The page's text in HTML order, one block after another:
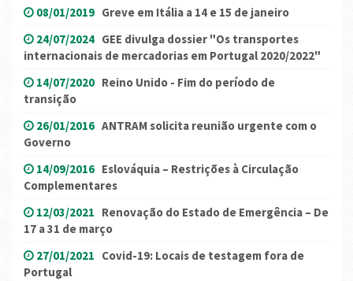
08/01/2019 Greve em Itália a 14 e 15 de janeiro
24/07/2024 GEE divulga dossier "Os transportes
internacionais de mercadorias em Portugal 2020/2022"
14/07/2020 Reino Unido - Fim do período de
transição
26/01/2016 ANTRAM solicita reunião urgente com o
Governo
14/09/2016 Eslováquia – Restrições à Circulação
Complementares
12/03/2021 Renovação do Estado de Emergência – De
17 a 31 de março
27/01/2021 Covid-19: Locais de testagem fora de
Portugal